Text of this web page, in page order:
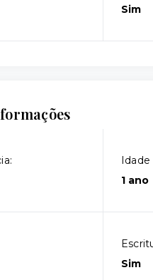
Sim
Idade
1 ano
Sim